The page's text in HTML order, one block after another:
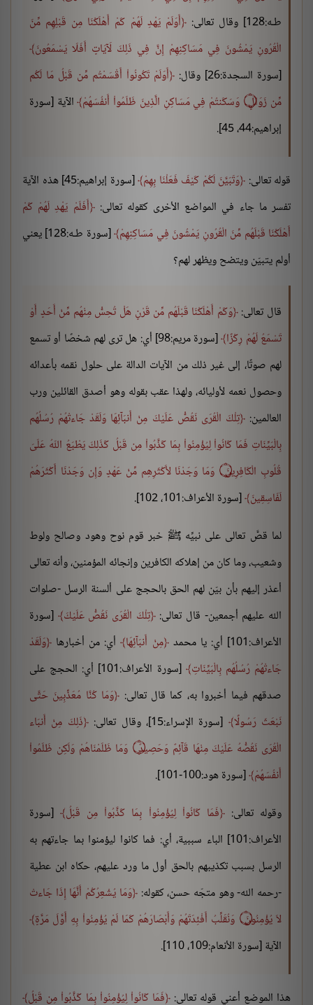
طـه:128] وقال تعالى:
أَوَلَمْ يَهْدِ لَهُمْ كَمْ أَهْلَكْنَا مِن قَبْلِهِم مِّنَ
الْقُرُونِ يَمْشُونَ فِي مَسَاكِنِهِمْ إِنَّ فِي ذَلِكَ لَآيَاتٍ أَفَلَا يَسْمَعُونَ
[سورة السجدة:26] وقال:
أَوَلَمْ تَكُونُواْ أَقْسَمْتُم مِّن قَبْلُ مَا لَكُم
مِّن زَوَالٍ ۝ وَسَكَنتُمْ فِي مَسَاكِنِ الَّذِينَ ظَلَمُواْ أَنفُسَهُمْ
الآية [سورة
إبراهيم:44، 45].
قوله تعالى: وَتَبَيَّنَ لَكُمْ كَيْفَ فَعَلْنَا بِهِمْ
[سورة إبراهيم:45] هذه الآية
تفسر ما جاء في المواضع الأخرى كقوله تعالى: أَفَلَمْ يَهْدِ لَهُمْ كَمْ
أَهْلَكْنَا قَبْلَهُم مِّنَ الْقُرُونِ يَمْشُونَ فِي مَسَاكِنِهِمْ
[سورة طـه:128] يعني
أولم يتبيّن ويتضح ويظهر لهم؟
قال تعالى: وَكَمْ أَهْلَكْنَا قَبْلَهُم مِّن قَرْنٍ هَلْ تُحِسُّ مِنْهُم مِّنْ أَحَدٍ أَوْ
تَسْمَعُ لَهُمْ رِكْزًا
[سورة مريم:98] أي: هل ترى لهم شخصًا أو تسمع
لهم صوتًا، إلى غير ذلك من الآيات الدالة على حلول نقمه بأعدائه
وحصول نعمه لأوليائه، ولهذا عقب بقوله وهو أصدق القائلين ورب
العالمين: تِلْكَ الْقُرَى نَقُصُّ عَلَيْكَ مِنْ أَنبَآئِهَا وَلَقَدْ جَاءتْهُمْ رُسُلُهُم
بِالْبَيِّنَاتِ فَمَا كَانُواْ لِيُؤْمِنُواْ بِمَا كَذَّبُواْ مِن قَبْلُ كَذَلِكَ يَطْبَعُ اللّهُ عَلَىَ
قُلُوبِ الْكَافِرِينَ ۝ وَمَا وَجَدْنَا لأَكْثَرِهِم مِّنْ عَهْدٍ وَإِن وَجَدْنَا أَكْثَرَهُمْ
لَفَاسِقِينَ [سورة الأعراف:101، 102].
لما قصَّ تعالى على نبيِّه ﷺ خبر قوم نوح وهود وصالح ولوط
وشعيب، وما كان من إهلاكه الكافرين وإنجائه المؤمنين، وأنه تعالى
أعذر إليهم بأن بيّن لهم الحق بالحجج على ألسنة الرسل -صلوات
الله عليهم أجمعين- قال تعالى: تِلْكَ الْقُرَى نَقُصُّ عَلَيْكَ [سورة
الأعراف:101] أي: يا محمد
مِنْ أَنبَآئِهَا أي: من أخبارها وَلَقَدْ
جَاءتْهُمْ رُسُلُهُم بِالْبَيِّنَاتِ
[سورة الأعراف:101] أي: الحجج على
صدقهم فيما أخبروا به، كما قال تعالى: وَمَا كُنَّا مُعَذِّبِينَ حَتَّى
نَبْعَثَ رَسُولًا [سورة الإسراء:15]، وقال تعالى:
ذَلِكَ مِنْ أَنبَاء
الْقُرَى نَقُصُّهُ عَلَيْكَ مِنْهَا قَآئِمٌ وَحَصِيدٌ ۝ وَمَا ظَلَمْنَاهُمْ وَلَكِن ظَلَمُواْ
أَنفُسَهُمْ [سورة هود:100-101].
وقوله تعالى: فَمَا كَانُواْ لِيُؤْمِنُواْ بِمَا كَذَّبُواْ مِن قَبْلُ [سورة
الأعراف:101] الباء سببية، أي: فما كانوا ليؤمنوا بما جاءتهم به
الرسل بسبب تكذيبهم بالحق أول ما ورد عليهم، حكاه ابن عطية
-رحمه الله- وهو متجّه حسن، كقوله: وَمَا يُشْعِرُكُمْ أَنَّهَا إِذَا جَاءتْ
لاَ يُؤْمِنُونَ ۝ وَنُقَلِّبُ أَفْئِدَتَهُمْ وَأَبْصَارَهُمْ كَمَا لَمْ يُؤْمِنُواْ بِهِ أَوَّلَ مَرَّةٍ
الآية [سورة الأنعام:109، 110].
هذا الموضع أعني قوله تعالى: فَمَا كَانُواْ لِيُؤْمِنُواْ بِمَا كَذَّبُواْ مِن قَبْلُ